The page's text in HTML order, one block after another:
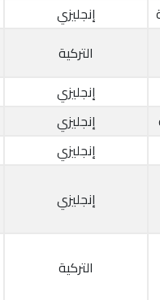
إنجليزي
التركية
إنجليزي
إنجليزي
إنجليزي
إنجليزي
التركية